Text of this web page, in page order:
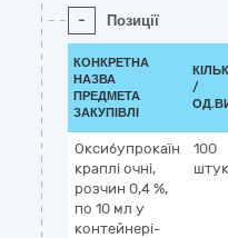
- Позиції
КОНКРЕТНА
НАЗВА
ПРЕДМЕТА
ЗАКУПІВЛІ
/
Оксибупрокаїн
краплі очні,
розчин 0,4 %,
по 10 мл у
контейнері-
100